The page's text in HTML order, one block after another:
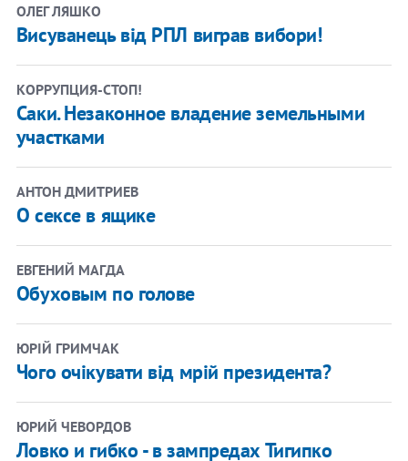
ОЛЕГ ЛЯШКО
Висуванець від РПЛ виграв вибори!
КОРРУПЦИЯ-СТОП!
Саки. Незаконное владение земельными
участками
АНТОН ДМИТРИЕВ
О сексе в ящике
ЕВГЕНИЙ МАГДА
Обуховым по голове
ЮРІЙ ГРИМЧАК
Чого очікувати від мрій президента?
ЮРИЙ ЧЕВОРДОВ
Ловко и гибко - в зампредах Тигипко